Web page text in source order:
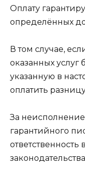
Оплату
определённых
В том случае,
оказанных услуг
указанную в
оплатить
За неисполнение
гарантийного